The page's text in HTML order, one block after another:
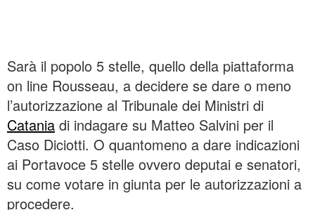
Sarà il popolo 5 stelle, quello della piattaforma
on line Rousseau, a decidere se dare o meno
l’autorizzazione al Tribunale dei Ministri di
Catania di indagare su Matteo Salvini per il
Caso Diciotti. O quantomeno a dare indicazioni
ai Portavoce 5 stelle ovvero deputai e senatori,
su come votare in giunta per le autorizzazioni a
procedere.